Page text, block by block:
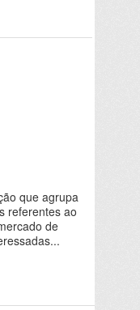
que agrupa
referentes ao
de